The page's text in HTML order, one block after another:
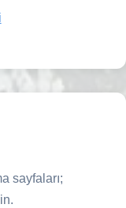
sayfaları;